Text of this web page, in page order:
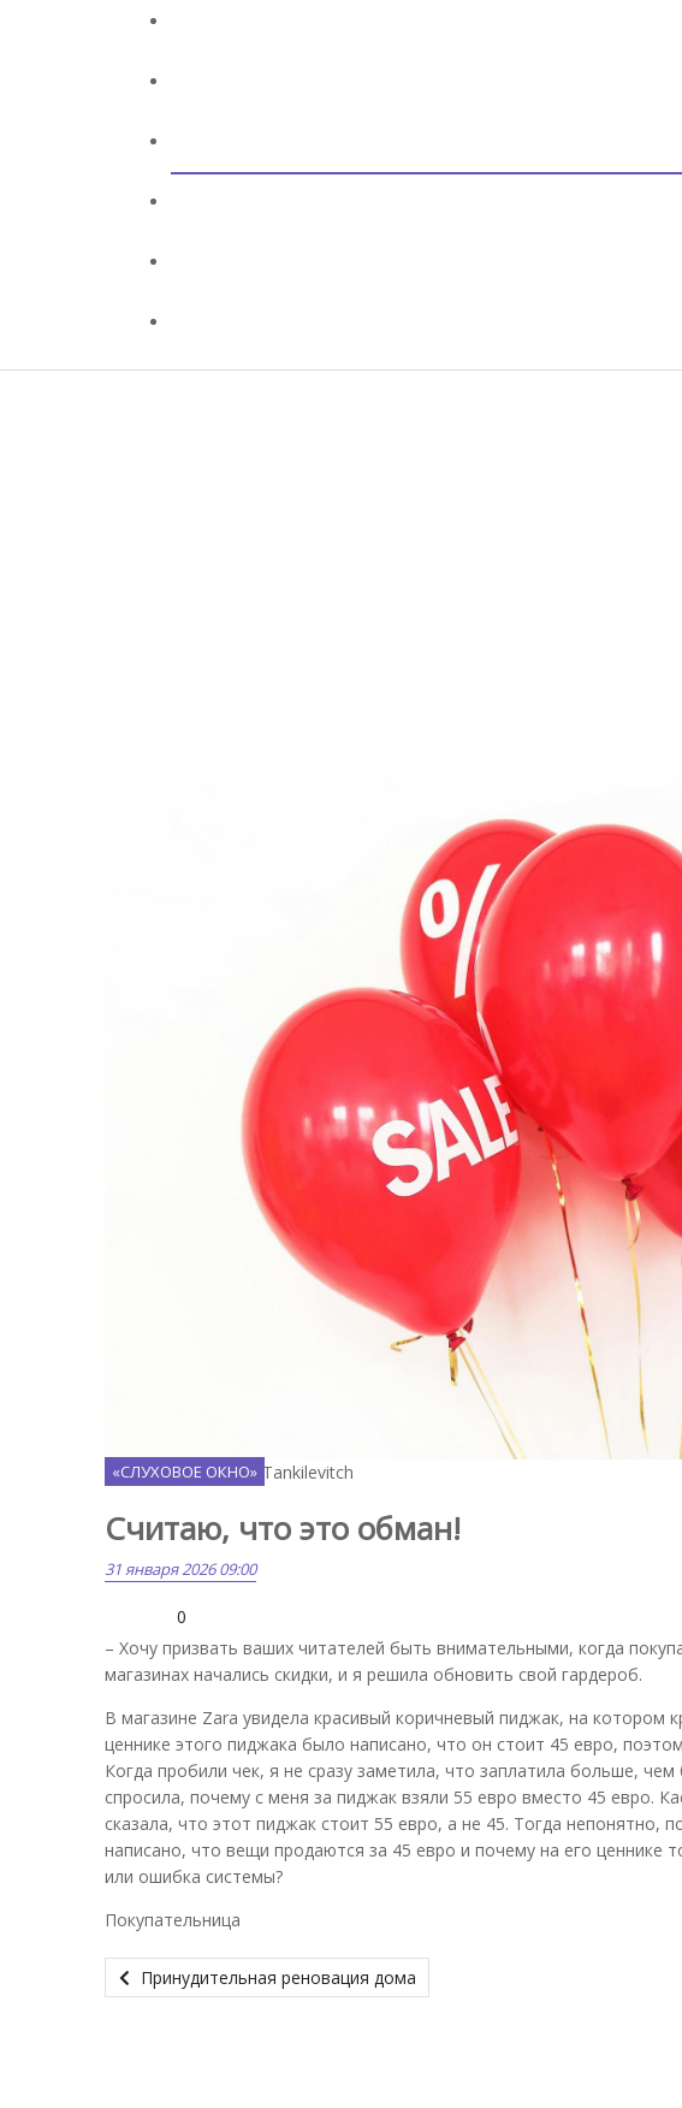
Pexels.com / Polina Tankilevitch
«СЛУХОВОЕ ОКНО»
Считаю, что это обман!
31 января 2026 09:00
0
– Хочу призвать ваших читателей быть внимательными, когда
магазинах начались скидки, и я решила обновить свой гардероб.
В магазине Zara увидела красивый коричневый пиджак, на котором
ценнике этого пиджака было написано, что он стоит 45 евро,
Когда пробили чек, я не сразу заметила, что заплатила больше,
спросила, почему с меня за пиджак взяли 55 евро вместо 45 евро.
сказала, что этот пиджак стоит 55 евро, а не 45. Тогда непонятно,
написано, что вещи продаются за 45 евро и почему на его
или ошибка системы?
Покупательница
Принудительная реновация дома